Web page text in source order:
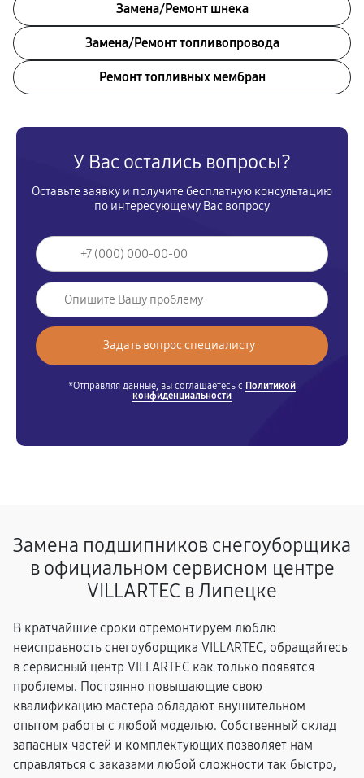
Замена/Pемонт шнека
Замена/Pемонт топливопровода
Ремонт топливных мембран
У Вас остались вопросы?
Оставьте заявку и получите бесплатную консультацию
по интересующему Вас вопросу
*Отправляя данные, вы соглашаетесь с Политикой
конфиденциальности
Замена подшипников снегоуборщика
в официальном сервисном центре
VILLARTEC в Липецке
В кратчайшие сроки отремонтируем люблю
неисправность снегоуборщика VILLARTEC, обращайтесь
в сервисный центр VILLARTEC как только появятся
проблемы. Постоянно повышающие свою
квалификацию мастера обладают внушительном
опытом работы с любой моделью. Собственный склад
запасных частей и комплектующих позволяет нам
справляться с заказами любой сложности так быстро,